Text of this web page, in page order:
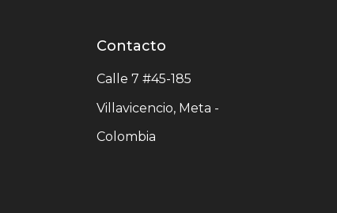
Contacto
centro
Contacto
Calle 7 #45-185
Villavicencio, Meta -
Colombia